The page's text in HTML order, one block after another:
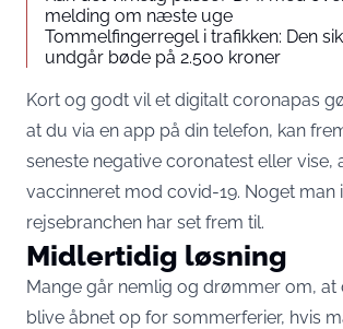
melding om næste uge
Tommelfingerregel i trafikken: Den
undgår bøde på 2.500 kroner
Kort og godt vil et digitalt coronapas
at du via en app på din telefon, kan
seneste negative coronatest eller vise,
vaccinneret mod covid-19. Noget man
rejsebranchen har set frem til.
Midlertidig løsning
Mange går nemlig og drømmer om, at
blive åbnet op for sommerferier, hvis